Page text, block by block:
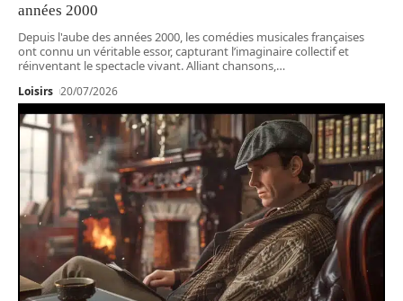
années 2000
Depuis l'aube des années 2000, les comédies musicales françaises
ont connu un véritable essor, capturant l’imaginaire collectif et
réinventant le spectacle vivant. Alliant chansons,…
Loisirs 20/07/2026